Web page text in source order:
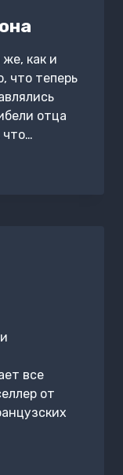
как и
что теперь
отца
все
от